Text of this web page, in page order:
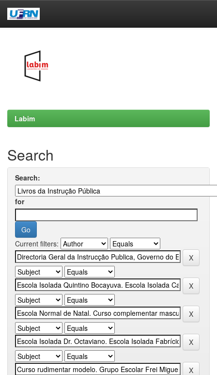
Labim
Search
Search:
for
Current filters: